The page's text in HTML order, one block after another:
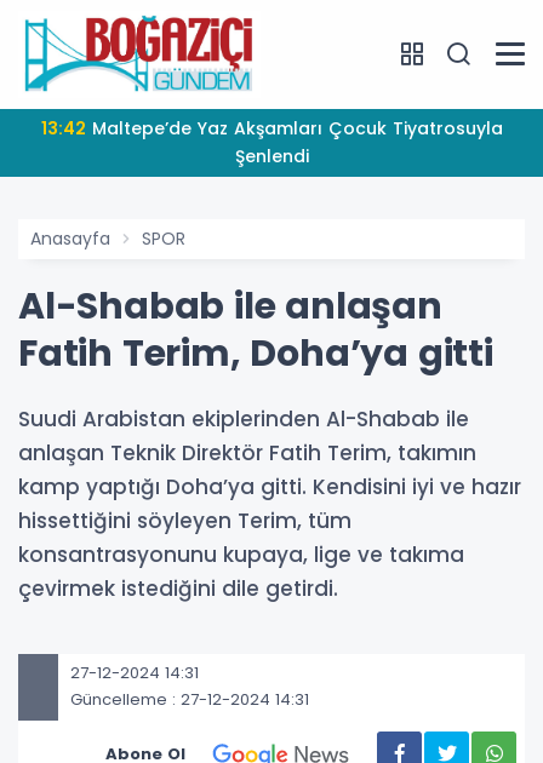
13:42
Şenlendi
Anasayfa SPOR
Al-Shabab ile anlaşan
Fatih Terim, Doha’ya gitti
Suudi Arabistan ekiplerinden Al-Shabab ile
anlaşan Teknik Direktör Fatih Terim, takımın
kamp yaptığı Doha’ya gitti. Kendisini iyi ve hazır
hissettiğini söyleyen Terim, tüm
konsantrasyonunu kupaya, lige ve takıma
çevirmek istediğini dile getirdi.
27-12-2024 14:31
Güncelleme : 27-12-2024 14:31
Abone Ol